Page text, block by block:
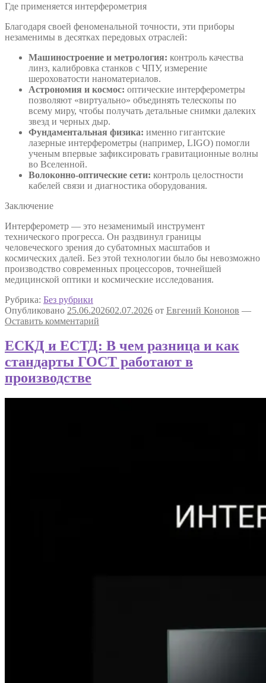
Где применяется интерферометрия
Благодаря своей феноменальной точности, эти приборы
незаменимы в десятках передовых отраслей:
Машиностроение и метрология: контроль качества
линз, калибровка станков с ЧПУ, измерение
шероховатости наноматериалов.
Астрономия и космос: оптические интерферометры
позволяют «виртуально» объединять телескопы по
всему миру, чтобы получать детальные снимки далеких
звезд и черных дыр.
Фундаментальная физика: именно гигантские
лазерные интерферометры (например, LIGO) помогли
ученым впервые зафиксировать гравитационные волны
во Вселенной.
Волоконно-оптические сети: контроль целостности
кабелей связи и диагностика оборудования.
Заключение
Интерферометр — это незаменимый инструмент
технического прогресса. Он раздвинул границы
человеческого зрения до субатомных масштабов и
космических далей. Без этой технологии было бы невозможно
производство современных процессоров, точнейшей
медицинской оптики и космические исследования.
Рубрика: Без рубрики
Опубликовано 25.06.202602.07.2026 от Евгений Кононов —
Оставить комментарий
ЕСКД и ЕСТД: В чем разница и как
стандарты ГОСТ работают в
производстве